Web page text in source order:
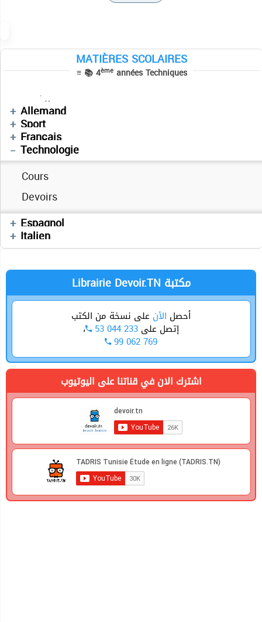
MATIÈRES SCOLAIRES
≡ 📚 4èmeannées Techniques
Anglais
Cours
Mathématiques
العربية
Cours
Devoirs
Allemand
Devoirs
Sport
Enchainement
Français
Devoirs
Technologie
Cours
Devoirs
Espagnol
Cours
Italien
Devoirs
Informatique
Cours
Devoirs
Exercices
Résumés de cours
Sujets BAC PRATIQUE
Sujets bac pratique–2008 –2014
Séries
Physique
Cours
Devoirs
Résumés
Séries
Librairie Devoir.TN مكتبة
أحصل الأن على نسخة من الكتب
إتصل على 53 044 233 ،
99 062 769
اشترك الان في قناتنا على اليوتيوب